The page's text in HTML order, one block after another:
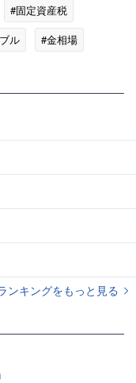
#固定資産税
ル
#金相場
ンキングをもっと見る